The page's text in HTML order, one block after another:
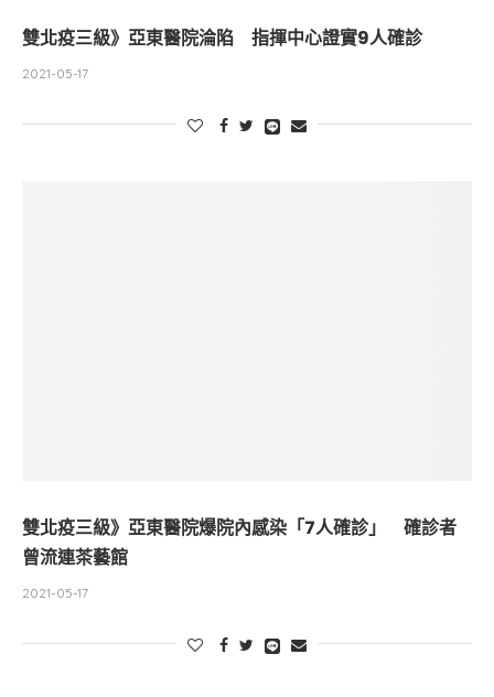
雙北疫三級》亞東醫院淪陷 指揮中心證實9人確診
2021-05-17
雙北疫三級》亞東醫院爆院內感染「7人確診」 確診者
曾流連茶藝館
2021-05-17